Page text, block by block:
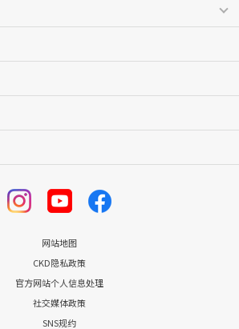
网站地图
CKD隐私政策
官方网站个人信息处理
社交媒体政策
SNS规约